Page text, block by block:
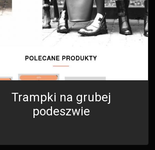
Trampki na grubej
podeszwie